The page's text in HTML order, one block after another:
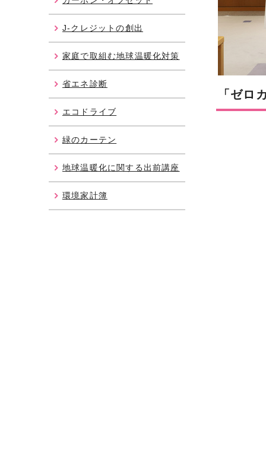
「ゼロ
J-クレジットの創出
家庭で取組む地球温暖化対策
省エネ診断
エコドライブ
緑のカーテン
地球温暖化に関する出前講座
環境家計簿